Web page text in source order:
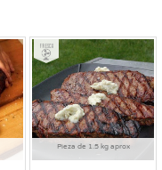
Pieza de 1.5 kg aprox
Fresco